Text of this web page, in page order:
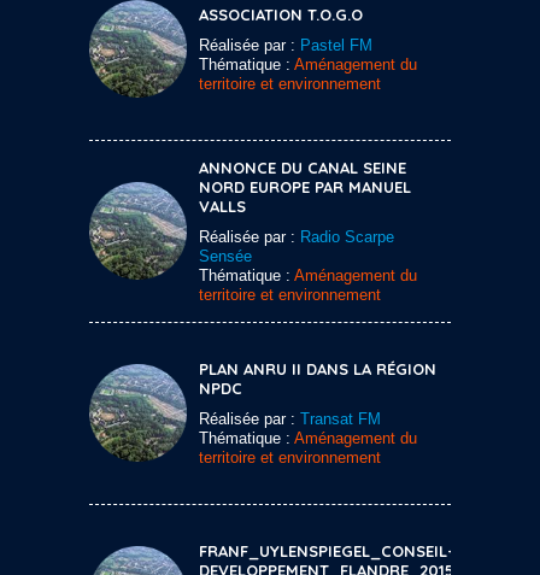
ASSOCIATION T.O.G.O
Réalisée par : Pastel FM
Thématique : Aménagement du
territoire et environnement
ANNONCE DU CANAL SEINE
NORD EUROPE PAR MANUEL
VALLS
Réalisée par : Radio Scarpe
Sensée
Thématique : Aménagement du
territoire et environnement
PLAN ANRU II DANS LA RÉGION
NPDC
Réalisée par : Transat FM
Thématique : Aménagement du
territoire et environnement
FRANF_UYLENSPIEGEL_CONSEIL-DE-
DEVELOPPEMENT_FLANDRE_20150120